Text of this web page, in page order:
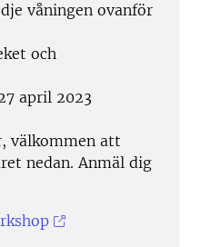
våningen ovanför
och
april 2023
välkommen att
nedan. Anmäl dig